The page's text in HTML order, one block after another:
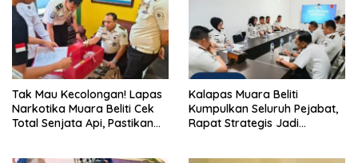
Tak Mau Kecolongan! Lapas
Narkotika Muara Beliti Cek
Total Senjata Api, Pastikan
Kalapas Muara Beliti
Kumpulkan Seluruh Pejabat,
Rapat Strategis Jadi